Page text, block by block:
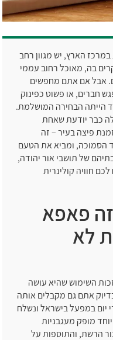
הארץ, יש מגוון רחב
בה, מאוכל רחוב עממי
אבל אם אתם מחפשים
חברים, או פשוט כפינוק
הייתה הבחירה המושלמת.
כבר יודעת שאחת
פיצה בעיר – זה
הסמוכה, ומביא את הטעם
של תושבי אור יהודה,
חוויה קולינרית
זה פאפא
לא
השימוש שהיא עושה
אתם גם מקבלים אותה
יום במפעל בישראל ונשלח
מופק מעגבניות
הרשת, והתוספות על